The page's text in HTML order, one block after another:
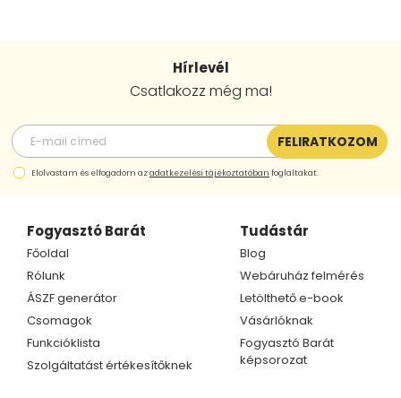
Fogyasztó Barát
Főoldal
Rólunk
ÁSZF generátor
Csomagok
Funkcióklista
Szolgáltatást értékesítőknek
Tudástár
Blog
Webáruház felmérés
Letölthető e-book
Vásárlóknak
Fogyasztó Barát
képsorozat
Hírlevél
Csatlakozz még ma!
FELIRATKOZOM
Elolvastam és elfogadom azadatkezelési tájékoztatóban foglaltakat.